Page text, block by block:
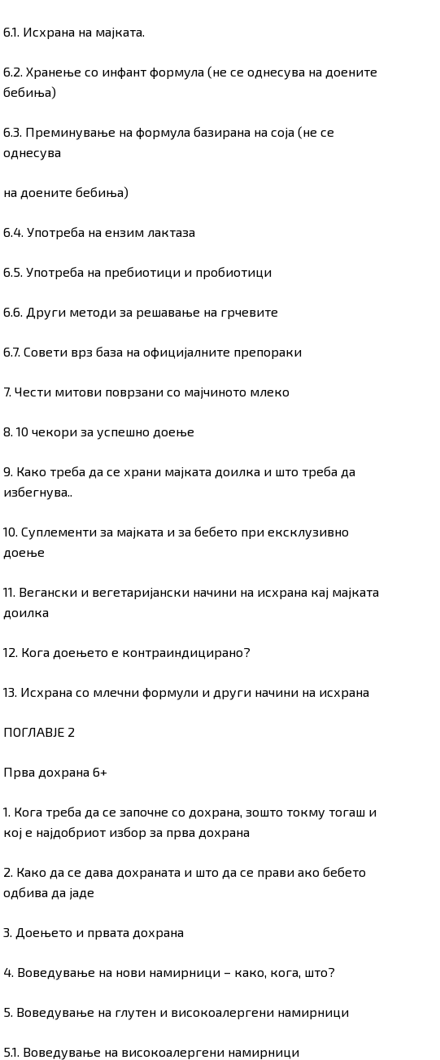
6.1. Исхрана на мајката.
6.2. Хранење со инфант формула (не се однесува на доените
бебиња)
6.3. Преминување на формула базирана на соја (не се
однесува
на доените бебиња)
6.4. Употреба на ензим лактаза
6.5. Употреба на пребиотици и пробиотици
6.6. Други методи за решавање на грчевите
6.7. Совети врз база на официјалните препораки
7. Чести митови поврзани со мајчиното млеко
8. 10 чекори за успешно доење
9. Како треба да се храни мајката доилка и што треба да
избегнува..
10. Суплементи за мајката и за бебето при ексклузивно
доење
11. Вегански и вегетаријански начини на исхрана кај мајката
доилка
12. Кога доењето е контраиндицирано?
13. Исхрана со млечни формули и други начини на исхрана
ПОГЛАВЈЕ 2
Прва дохрана 6+
1. Кога треба да се започне со дохрана, зошто токму тогаш и
кој е најдобриот избор за прва дохрана
2. Како да се дава дохраната и што да се прави ако бебето
одбива да јаде
3. Доењето и првата дохрана
4. Воведување на нови намирници – како, кога, што?
5. Воведување на глутен и високоалергени намирници
5.1. Воведување на високоалергени намирници